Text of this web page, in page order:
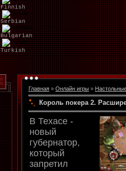
Finnish
Serbian
Bulgarian
Turkish
Главная » Онлайн игры »
Король покера 2.
В Техасе -
новый
губернатор,
который
запретил